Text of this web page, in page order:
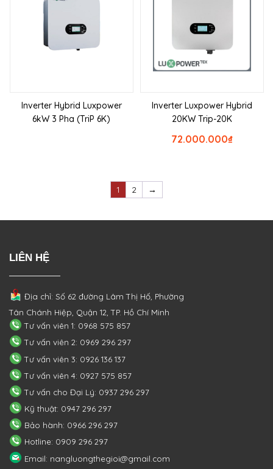
Inverter Hybrid Luxpower
6kW 3 Pha (TriP 6K)
Inverter Luxpower Hybrid
20KW Trip-20K
₫
72.000.000
1 2 →
LIÊN HỆ
Địa chỉ: Số 62 đường Lâm Thị Hố, Phường
Tân Chánh Hiệp, Quận 12, TP. Hồ Chí Minh
Tư vấn viên 1: 0968 575 857
Tư vấn viên 2: 0969 296 297
Tư vấn viên 3: 0926 136 137
Tư vấn viên 4: 0927 575 857
Tư vấn cho Đại Lý: 0937 296 297
Kỹ thuật: 0947 296 297
Bảo hành: 0966 296 297
Hotline: 0909 296 297
Email: nangluongthegioi@gmail.com